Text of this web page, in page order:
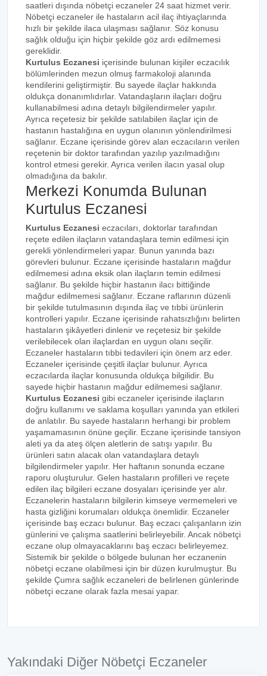
saatleri dışında nöbetçi eczaneler 24 saat hizmet verir.
Nöbetçi eczaneler ile hastaların acil ilaç ihtiyaçlarında
hızlı bir şekilde ilaca ulaşması sağlanır. Söz konusu
sağlık olduğu için hiçbir şekilde göz ardı edilmemesi
gereklidir.
Kurtulus Eczanesi içerisinde bulunan kişiler eczacılık
bölümlerinden mezun olmuş farmakoloji alanında
kendilerini geliştirmiştir. Bu sayede ilaçlar hakkında
oldukça donanımlıdırlar. Vatandaşların ilaçları doğru
kullanabilmesi adına detaylı bilgilendirmeler yapılır.
Ayrıca reçetesiz bir şekilde satılabilen ilaçlar için de
hastanın hastalığına en uygun olanının yönlendirilmesi
sağlanır. Eczane içerisinde görev alan eczacıların verilen
reçetenin bir doktor tarafından yazılıp yazılmadığını
kontrol etmesi gerekir. Ayrıca verilen ilacın yasal olup
olmadığına da bakılır.
Merkezi Konumda Bulunan
Kurtulus Eczanesi
Kurtulus Eczanesi eczacıları, doktorlar tarafından
reçete edilen ilaçların vatandaşlara temin edilmesi için
gerekli yönlendirmeleri yapar. Bunun yanında bazı
görevleri bulunur. Eczane içerisinde hastaların mağdur
edilmemesi adına eksik olan ilaçların temin edilmesi
sağlanır. Bu şekilde hiçbir hastanın ilacı bittiğinde
mağdur edilmemesi sağlanır. Eczane raflarının düzenli
bir şekilde tutulmasının dışında ilaç ve tıbbi ürünlerin
kontrolleri yapılır. Eczane içerisinde rahatsızlığını belirten
hastaların şikâyetleri dinlenir ve reçetesiz bir şekilde
verilebilecek olan ilaçlardan en uygun olanı seçilir.
Eczaneler hastaların tıbbi tedavileri için önem arz eder.
Eczaneler içerisinde çeşitli ilaçlar bulunur. Ayrıca
eczacılarda ilaçlar konusunda oldukça bilgilidir. Bu
sayede hiçbir hastanın mağdur edilmemesi sağlanır.
Kurtulus Eczanesi gibi eczaneler içerisinde ilaçların
doğru kullanımı ve saklama koşulları yanında yan etkileri
de anlatılır. Bu sayede hastaların herhangi bir problem
yaşamamasının önüne geçilir. Eczane içerisinde tansiyon
aleti ya da ateş ölçen aletlerin de satışı yapılır. Bu
ürünleri satın alacak olan vatandaşlara detaylı
bilgilendirmeler yapılır. Her haftanın sonunda eczane
raporu oluşturulur. Gelen hastaların profilleri ve reçete
edilen ilaç bilgileri eczane dosyaları içerisinde yer alır.
Eczanelerin hastaların bilgilerin kimseye vermemeleri ve
hasta gizliğini korumaları oldukça önemlidir. Eczaneler
içerisinde baş eczacı bulunur. Baş eczacı çalışanların izin
günlerini ve çalışma saatlerini belirleyebilir. Ancak nöbetçi
eczane olup olmayacaklarını baş eczacı belirleyemez.
Sistemik bir şekilde o bölgede bulunan her eczanenin
nöbetçi eczane olabilmesi için bir düzen kurulmuştur. Bu
şekilde Çumra sağlık eczaneleri de belirlenen günlerinde
nöbetçi eczane olarak fazla mesai yapar.
Yakındaki Diğer Nöbetçi Eczaneler